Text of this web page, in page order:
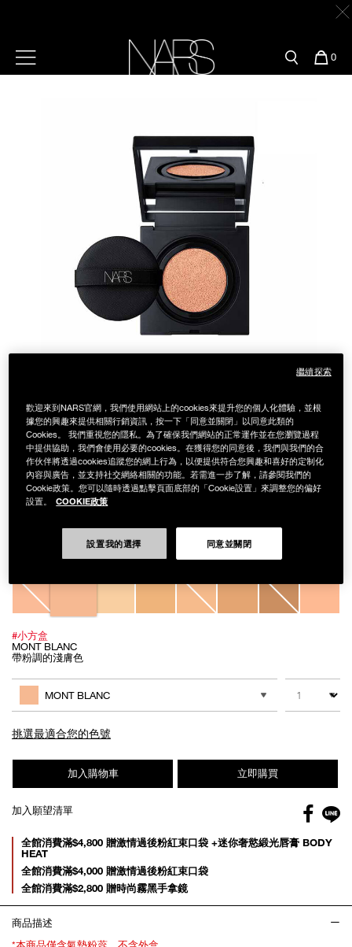
【新品上市】高調深邃眼彩系列 強勢登場 立即購買
【8.6-8.9 限定】全館最高享14%回饋 立即購買
【8/3-8/10限定】明星底妝買1送1 立即購買
【8/3-8/10限定】限時輸碼贈迷你腮紅露
新客首購輸＜WELCOME＞享9折
選單"
您
0
預約金曲獎妝容
新客專屬優惠
舊客回購禮遇
彩盤及禮盒組
彩妝專欄
Details
/zh/natural-
radiant-
spf50/0607845058809.html
NATURAL RADIANT LONGWEAR CUSHION FOUNDATION SPF 50
超持久亮顏氣墊粉餅蕊SPF 50 PA+++
NT$1,400
#小方盒
MONT BLANC
帶粉調的淺膚色
to
cart
Actions
其他色系
MONT BLANC
數量
加入購物車 立即購買
加入願望清單
Promotions
全館消費滿$4,800 贈激情過後粉紅束口袋 +迷你奢慾緞光唇膏 BODY
HEAT
全館消費滿$4,000 贈激情過後粉紅束口袋
全館消費滿$2,800 贈時尚霧黑手拿鏡
商品描述
歡迎來到NARS官網，我們使用網站上的cookies來提升您的個人化體驗，並根
據您的興趣來提供相關行銷資訊，按一下「同意並關閉」以同意此類的
Cookies。 我們重視您的隱私。為了確保我們網站的正常運作並在您瀏覽過程
中提供協助，我們會使用必要的cookies。在獲得您的同意後，我們與我們的合
作伙伴將透過cookies追蹤您的網上行為，以便提供符合您興趣和喜好的定制化
內容與廣告，並支持社交網絡相關的功能。若需進一步了解，請參閱我們的
Cookie政策。您可以隨時透過點擊頁面底部的「Cookie設置」來調整您的偏好
設置。
COOKIE政策
設置我的選擇 同意並關閉
繼續探索